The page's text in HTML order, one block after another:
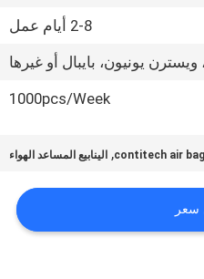
2-8 أيام عمل
يونيون، بايبال أو غيرها
1000pcs/Week
contitech air
, الينابيع المساعد الهواء
سعر